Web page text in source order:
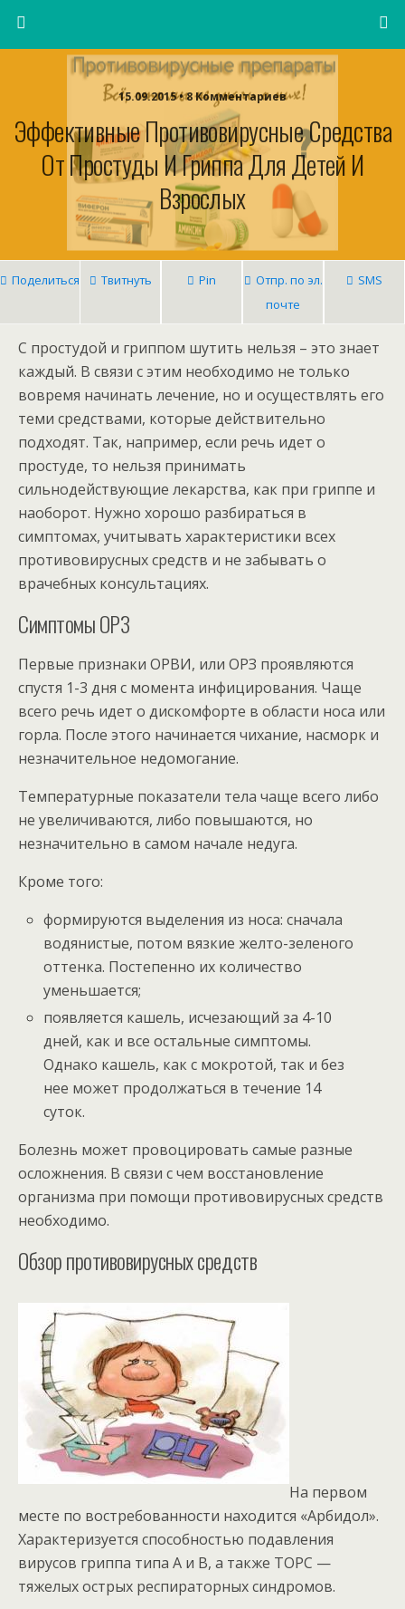
15.09.2015 • 8 Комментариев
Эффективные Противовирусные Средства
От Простуды И Гриппа Для Детей И
Взрослых
Поделиться Твитнуть Pin
Отпр. по эл.
почте
SMS
С простудой и гриппом шутить нельзя – это знает
каждый. В связи с этим необходимо не только
вовремя начинать лечение, но и осуществлять его
теми средствами, которые действительно
подходят. Так, например, если речь идет о
простуде, то нельзя принимать
сильнодействующие лекарства, как при гриппе и
наоборот. Нужно хорошо разбираться в
симптомах, учитывать характеристики всех
противовирусных средств и не забывать о
врачебных консультациях.
Симптомы ОРЗ
Первые признаки ОРВИ, или ОРЗ проявляются
спустя 1-3 дня с момента инфицирования. Чаще
всего речь идет о дискомфорте в области носа или
горла. После этого начинается чихание, насморк и
незначительное недомогание.
Температурные показатели тела чаще всего либо
не увеличиваются, либо повышаются, но
незначительно в самом начале недуга.
Кроме того:
формируются выделения из носа: сначала
водянистые, потом вязкие желто-зеленого
оттенка. Постепенно их количество
уменьшается;
появляется кашель, исчезающий за 4-10
дней, как и все остальные симптомы.
Однако кашель, как с мокротой, так и без
нее может продолжаться в течение 14
суток.
Болезнь может провоцировать самые разные
осложнения. В связи с чем восстановление
организма при помощи противовирусных средств
необходимо.
Обзор противовирусных средств
На первом
месте по востребованности находится «Арбидол».
Характеризуется способностью подавления
вирусов гриппа типа А и В, а также ТОРС —
тяжелых острых респираторных синдромов.